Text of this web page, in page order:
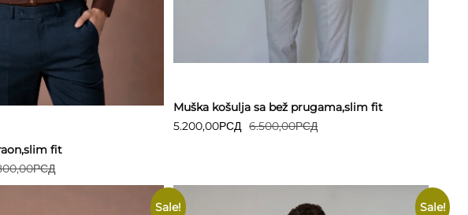
fit
РСД
Muška košulja sa bež prugama,slim fit
6.500,00РСД
5.200,00РСД
Sale! Sale!